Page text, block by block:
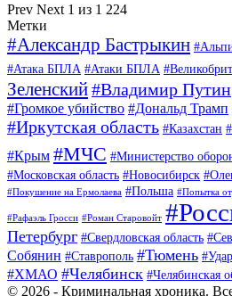
Prev Next 1 из 1 224
Метки
#Александр Бастрыкин
#Атака БПЛА #Атаки БПЛА
Зеленский#Владимир Путин
#Громкое убийство #Дональд Трамп
#Иркутская область #Казахстан
#Крым #МЧС #Министерство
#Московская область #Новосибирск
#Покушение на Ермолаева #Польша #Попытка
#Рафаэль Гросси #Роман Старовойт
Петербург #Свердловская область
Собянин #Ставрополь #Тюмень
#ХМАО #Челябинск #Челябинская
© 2026 - Криминальная хроника.